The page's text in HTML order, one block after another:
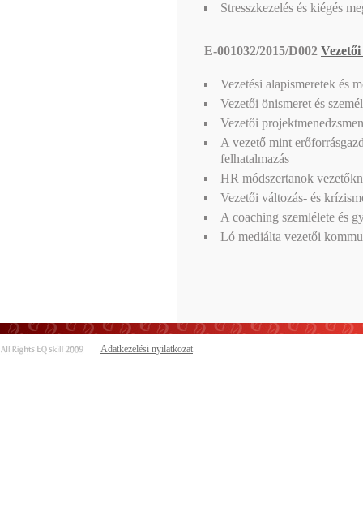
Stresszkezelés és kiégés
E-001032/2015/D002 Vezetői
Vezetési alapismeretek és
Vezetői önismeret és
Vezetői
A vezető mint
felhatalmazás
HR módszertanok
Vezetői változás- és
A coaching szemlélete és
Ló mediálta vezetői
Adatkezelési nyilatkozat